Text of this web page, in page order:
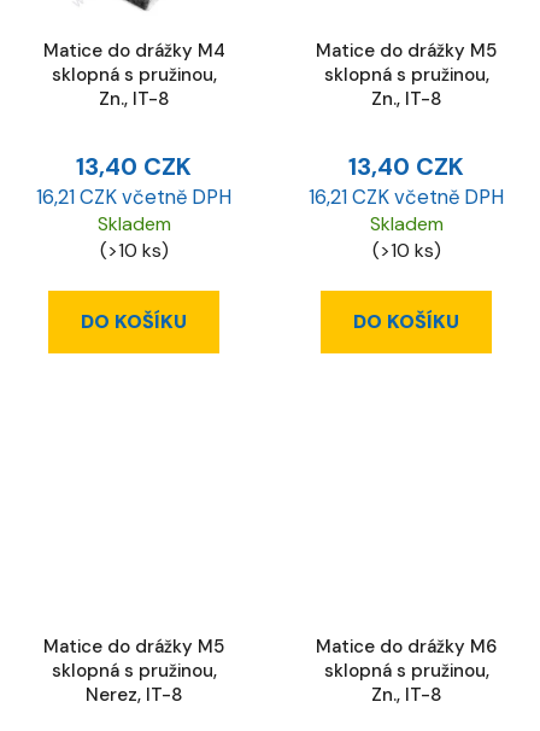
Matice do drážky M4
sklopná s pružinou,
Zn., IT-8
13,40 CZK
16,21 CZK včetně DPH
Skladem
(>10 ks)
DO KOŠÍKU
Matice do drážky M5
sklopná s pružinou,
Zn., IT-8
13,40 CZK
16,21 CZK včetně DPH
Skladem
(>10 ks)
DO KOŠÍKU
Matice do drážky M5
sklopná s pružinou,
Nerez, IT-8
Matice do drážky M6
sklopná s pružinou,
Zn., IT-8